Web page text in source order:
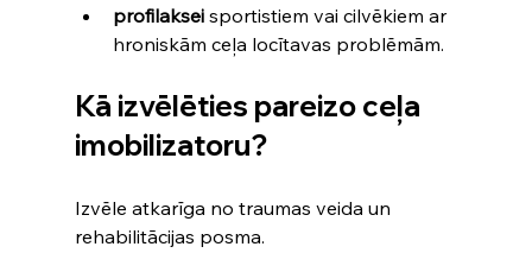
profilaksei sportistiem vai cilvēkiem ar
hroniskām ceļa locītavas problēmām.
Kā izvēlēties pareizo ceļa
imobilizatoru?
Izvēle atkarīga no traumas veida un
rehabilitācijas posma.